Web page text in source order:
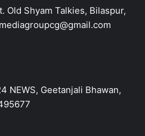
Old Shyam Talkies, Bilaspur,
NEWS, Geetanjali Bhawan,